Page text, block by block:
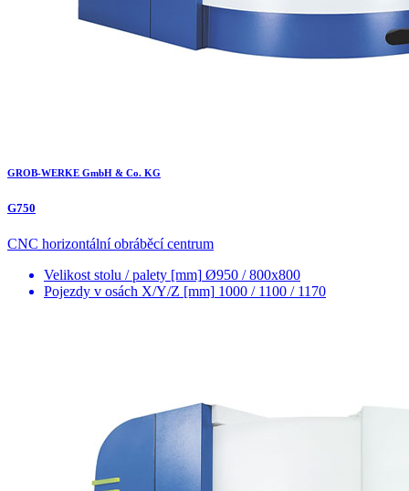
GROB-WERKE GmbH & Co. KG
G750
CNC horizontální obráběcí centrum
Velikost stolu / palety [mm] Ø950 / 800x800
Pojezdy v osách X/Y/Z [mm] 1000 / 1100 / 1170